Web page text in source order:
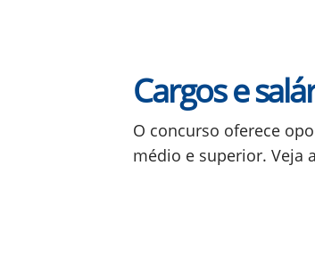
Cargos e
O concurso oferece
médio e superior. Veja